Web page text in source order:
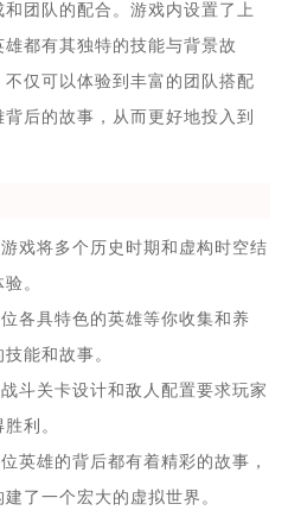
团队的配合。游戏内设置了上
都有其独特的技能与背景故
仅可以体验到丰富的团队搭配
后的故事，从而更好地投入到
戏将多个历史时期和虚构时空结
。
各具特色的英雄等你收集和养
能和故事。
斗关卡设计和敌人配置要求玩家
利。
英雄的背后都有着精彩的故事，
了一个宏大的虚拟世界。